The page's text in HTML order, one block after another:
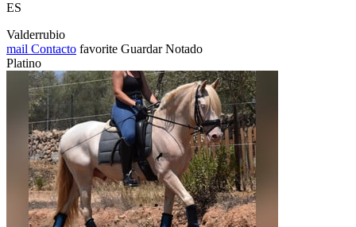
ES
Valderrubio
mail Contacto favorite Guardar Notado
Platino